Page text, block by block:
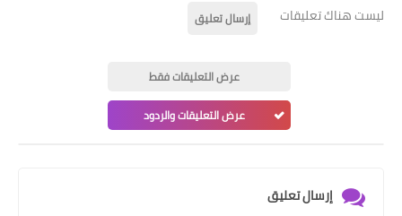
ليست هناك تعليقات إرسال تعليق
عرض التعليقات فقط
عرض التعليقات والردود
إرسال تعليق